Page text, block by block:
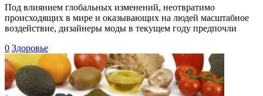
Под влиянием глобальных изменений, неотвратимо
происходящих в мире и оказывающих на людей масштабное
воздействие, дизайнеры моды в текущем году предпочли
0 Здоровье